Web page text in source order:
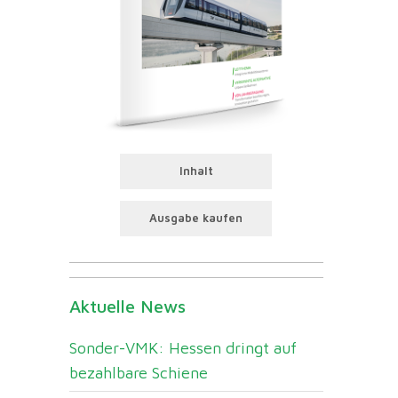
Inhalt
Ausgabe kaufen
Aktuelle News
Sonder-VMK: Hessen dringt auf
bezahlbare Schiene